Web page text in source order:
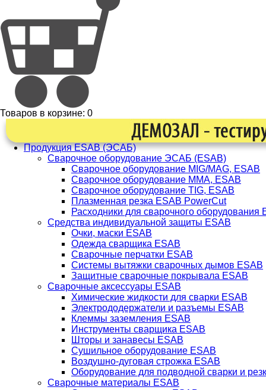
Товаров в корзине: 0
Продукция ESAB (ЭСАБ)
Сварочное оборудование ЭСАБ (ESAB)
Сварочное оборудование MIG/MAG, ESAB
Сварочное оборудование ММА, ESAB
Сварочное оборудование TIG, ESAB
Плазменная резка ESAB PowerCut
Расходники для сварочного оборудования
Средства индивидуальной защиты ESAB
Очки, маски ESAB
Одежда сварщика ESAB
Сварочные перчатки ESAB
Системы вытяжки сварочных дымов ESAB
Защитные сварочные покрывала ESAB
Сварочные аксессуары ESAB
Химические жидкости для сварки ESAB
Электрододержатели и разъемы ESAB
Клеммы заземления ESAB
Инструменты сварщика ESAB
Шторы и занавесы ESAB
Сушильное оборудование ESAB
Воздушно-дуговая строжка ESAB
Оборудование для подводной сварки и
Сварочные материалы ESAB